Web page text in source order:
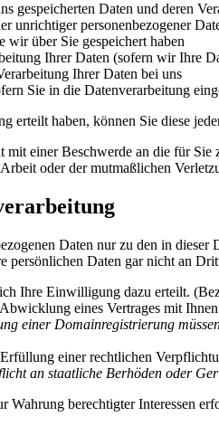
gespeicherten Daten und deren
unrichtiger personenbezogener
wir über Sie gespeichert haben
Ihrer Daten (sofern wir Ihre
Ihrer Daten bei uns
Sie in die Datenverarbeitung
erteilt haben, können Sie diese
mit einer Beschwerde an die für
oder der mutmaßlichen
Daten nur zu den in
persönlichen Daten gar nicht an
Ihre Einwilligung dazu erteilt.
eines Vertrages mit
einer Domainregistrierung
einer rechtlichen
an staatliche Berhöden oder
Wahrung berechtigter Interessen